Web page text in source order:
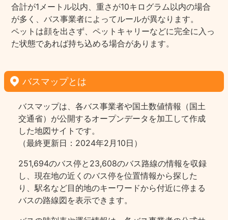
合計が1メートル以内、重さが10キログラム以内の場合
が多く、バス事業者によってルールが異なります。
ペットは顔を出さず、ペットキャリーなどに完全に入っ
た状態であれば持ち込める場合があります。
バスマップとは
バスマップは、各バス事業者や国土数値情報（国土
交通省）が公開するオープンデータを加工して作成
した地図サイトです。
（最終更新日：2024年2月10日）
251,694のバス停と23,608のバス路線の情報を収録
し、現在地の近くのバス停を位置情報から探した
り、駅名など目的地のキーワードから付近に停まる
バスの路線図を表示できます。